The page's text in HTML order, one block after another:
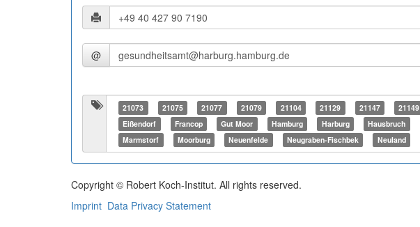
@
21073 21075 21077 21079 21104 21129 21147 21149
Eißendorf
Francop Gut Moor Hamburg Harburg Hausbruch
Marmstorf
Moorburg Neuenfelde Neugraben-Fischbek Neuland
Copyright © Robert Koch-Institut. All rights reserved.
Imprint Data Privacy Statement